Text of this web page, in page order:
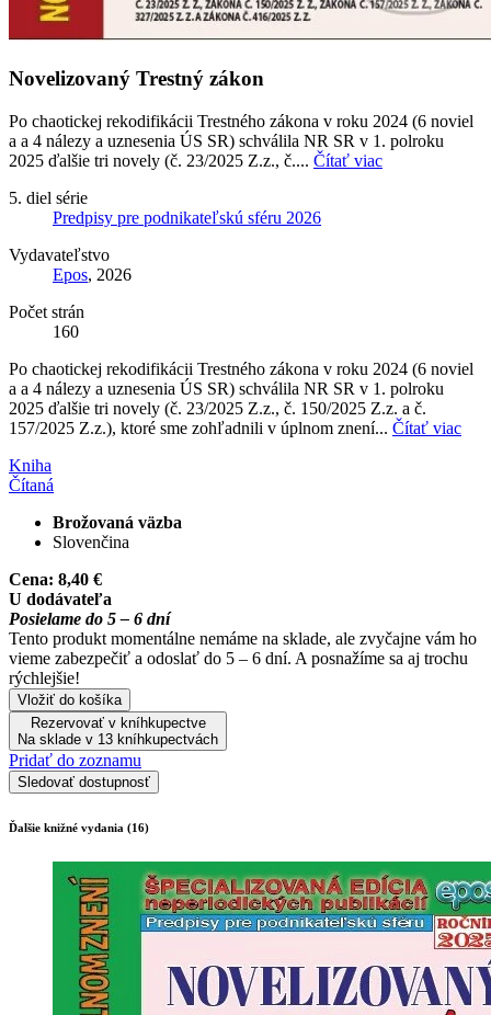
Novelizovaný Trestný zákon
Po chaotickej rekodifikácii Trestného zákona v roku 2024 (6 noviel
a a 4 nálezy a uznesenia ÚS SR) schválila NR SR v 1. polroku
2025 ďalšie tri novely (č. 23/2025 Z.z., č.... Čítať viac
5. diel série
Predpisy pre podnikateľskú sféru 2026
Vydavateľstvo
Epos, 2026
Počet strán
160
Po chaotickej rekodifikácii Trestného zákona v roku 2024 (6 noviel
a a 4 nálezy a uznesenia ÚS SR) schválila NR SR v 1. polroku
2025 ďalšie tri novely (č. 23/2025 Z.z., č. 150/2025 Z.z. a č.
157/2025 Z.z.), ktoré sme zohľadnili v úplnom znení... Čítať viac
Kniha
Čítaná
Brožovaná väzba
Slovenčina
Cena: 8,40 €
U dodávateľa
Posielame do 5 – 6 dní
Tento produkt momentálne nemáme na sklade, ale zvyčajne vám ho
vieme zabezpečiť a odoslať do 5 – 6 dní. A posnažíme sa aj trochu
rýchlejšie!
Vložiť do košíka
Rezervovať v kníhkupectve
Na sklade v 13 kníhkupectvách
Pridať do zoznamu
Sledovať dostupnosť
Ďalšie knižné vydania (16)